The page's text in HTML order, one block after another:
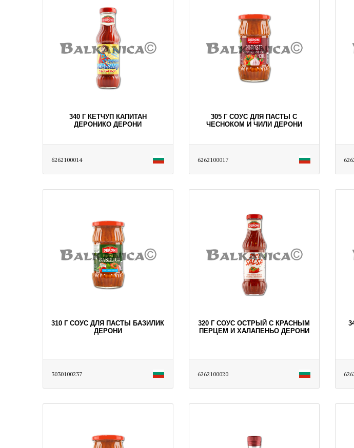
340 Г КЕТЧУП КАПИТАН
ДЕРОНИКО ДЕРОНИ
6262100014
305 Г СОУС ДЛЯ ПАСТЫ С
ЧЕСНОКОМ И ЧИЛИ ДЕРОНИ
6262100017
310 Г СОУС ДЛЯ ПАСТЫ БАЗИЛИК
ДЕРОНИ
3030100237
320 Г СОУС ОСТРЫЙ С КРАСНЫМ
ПЕРЦЕМ И ХАЛАПЕНЬО ДЕРОНИ
6262100020